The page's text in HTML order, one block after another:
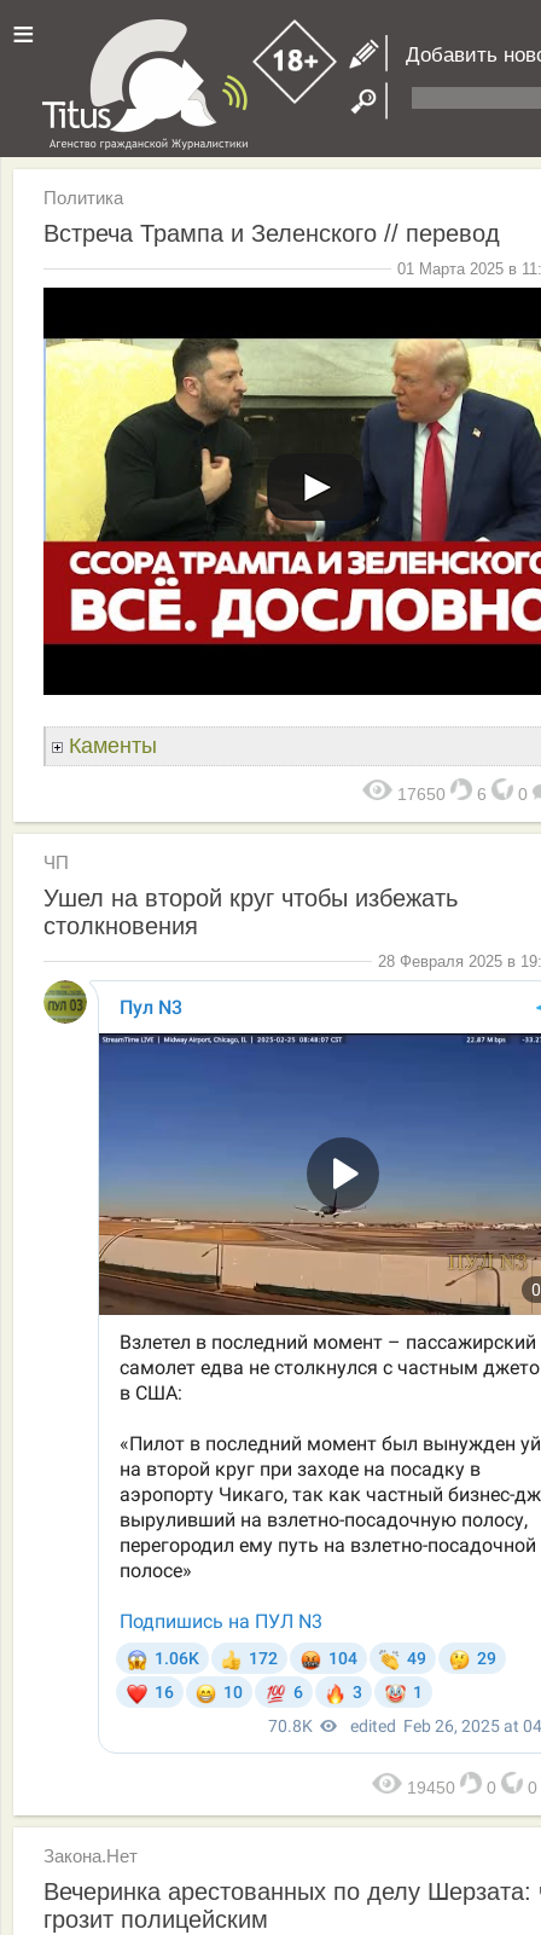
≡ Добавить
Политика
Встреча Трампа и Зеленского // перевод
01 Марта 2025 в
Каменты
17650 6 0
ЧП
Ушел на второй круг чтобы избежать
столкновения
28 Февраля 2025 в
19450 0 0
Закона.Нет
Вечеринка арестованных по делу Шерзата:
грозит полицейским